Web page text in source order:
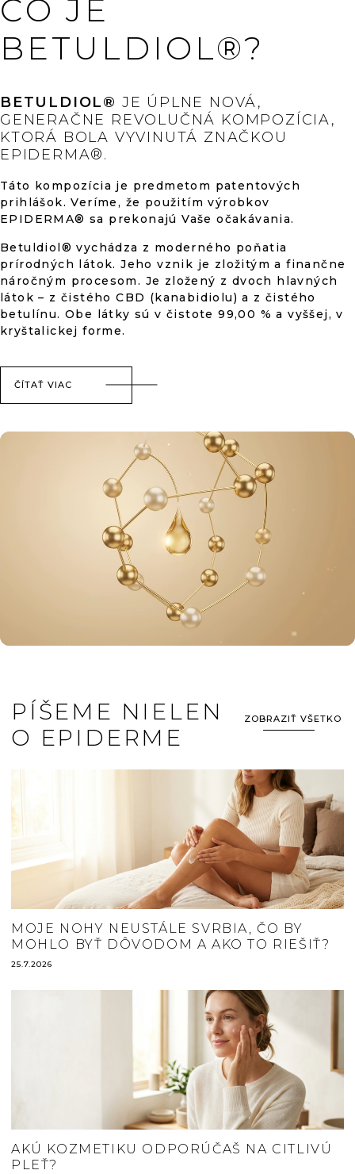
z
5
hviezdičiek.
P
R
Y
V
Ý
P
U
ČO JE
BETULDIOL®?
BETULDIOL® JE ÚPLNE NOVÁ,
GENERAČNE REVOLUČNÁ KOMPOZÍCIA,
KTORÁ BOLA VYVINUTÁ ZNAČKOU
EPIDERMA®.
Táto kompozícia je predmetom patentových
prihlášok. Veríme, že použitím výrobkov
EPIDERMA® sa prekonajú Vaše očakávania.
Betuldiol® vychádza z moderného poňatia
prírodných látok. Jeho vznik je zložitým a finančne
náročným procesom. Je zložený z dvoch hlavných
látok – z čistého CBD (kanabidiolu) a z čistého
betulínu. Obe látky sú v čistote 99,00 % a vyššej, v
kryštalickej forme.
ČÍTAŤ VIAC
PÍŠEME NIELEN
O EPIDERME
ZOBRAZIŤ VŠETKO
MOJE NOHY NEUSTÁLE SVRBIA, ČO BY
MOHLO BYŤ DÔVODOM A AKO TO RIEŠIŤ?
25.7.2026
AKÚ KOZMETIKU ODPORÚČAŠ NA CITLIVÚ
PLEŤ?